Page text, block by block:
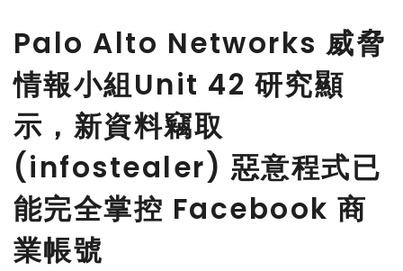
Palo Alto Networks 威脅
情報小組Unit 42 研究顯
示，新資料竊取
(infostealer) 惡意程式已
能完全掌控 Facebook 商
業帳號